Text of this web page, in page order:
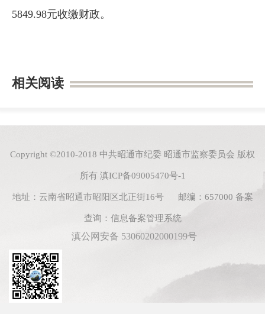
5849.98元收缴财政。
相关阅读
Copyright ©2010-2018 中共昭通市纪委 昭通市监察委员会 版权
所有 滇ICP备09005470号-1
地址：云南省昭通市昭阳区北正街16号 邮编：657000 备案
查询： 信息备案管理系统
滇公网安备 53060202000199号